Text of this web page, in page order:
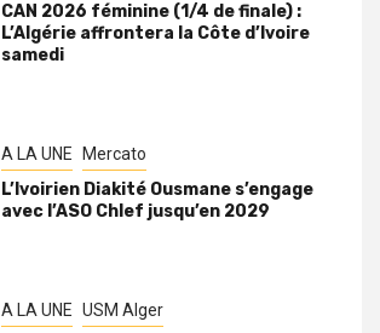
CAN 2026 féminine (1/4 de finale) :
L’Algérie affrontera la Côte d’Ivoire
samedi
A LA UNE Mercato
L’Ivoirien Diakité Ousmane s’engage
avec l’ASO Chlef jusqu’en 2029
A LA UNE USM Alger